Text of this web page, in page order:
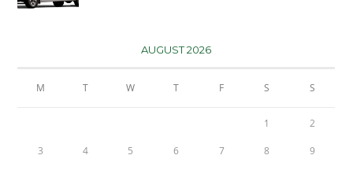
AUGUST 2026
M T W T F S S
1 2
3 4 5 6 7 8 9